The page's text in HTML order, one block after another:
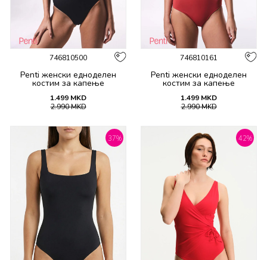
746810500
Penti женски едноделен
костим за капење
1.499 MKD
2.990MKD
746810161
Penti женски едноделен
костим за капење
1.499 MKD
2.990MKD
37% 42%